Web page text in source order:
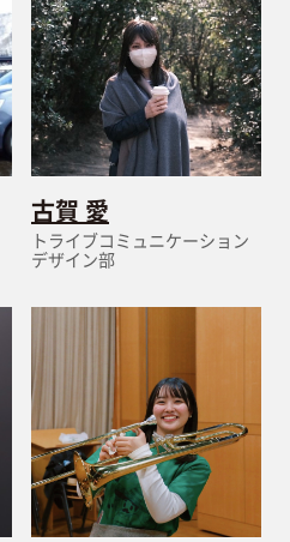
古賀 愛
トライブコミュニケーション
デザイン部